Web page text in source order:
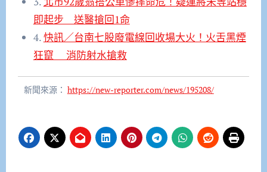
即起步 送醫搶回1命
4.快訊／台南七股廢電線回收場大火！火舌黑煙
狂竄 消防射水搶救
新聞來源： https://new-reporter.com/news/195208/